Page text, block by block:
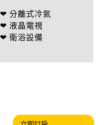
❤ 分離式冷氣
❤ 液晶電視
❤ 衛浴設備